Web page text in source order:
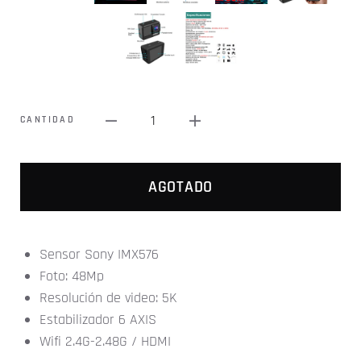
CANTIDAD 1
AGOTADO
Sensor Sony IMX576
Foto: 48Mp
Resolución de video: 5K
Estabilizador 6 AXIS
Wifi 2.4G-2.48G / HDMI